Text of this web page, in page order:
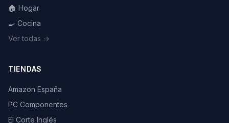
🏠 Hogar
🍳 Cocina
Ver todas →
TIENDAS
Amazon España
PC Componentes
El Corte Inglés